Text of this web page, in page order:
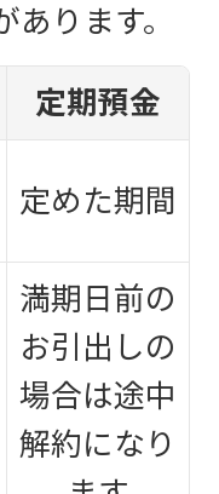
ります。
定期預金
定めた期間
満期日前の
お引出しの
場合は途中
解約になり